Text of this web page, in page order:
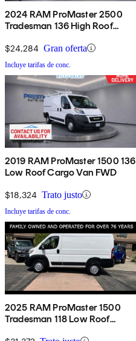
2024 RAM ProMaster 2500
Tradesman 136 High Roof
Seat
$24,284 Gran oferta
Incluye tarifas de conc.
2019 RAM ProMaster 1500 136
Low Roof Cargo Van FWD
$18,324 Trato justo
Incluye tarifas de conc.
2025 RAM ProMaster 1500
Tradesman 118 Low Roof